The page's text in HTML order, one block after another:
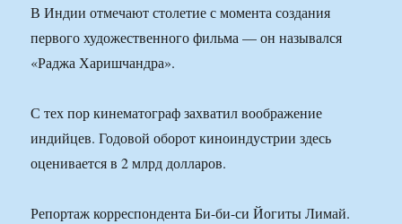
В Индии отмечают столетие с момента создания
первого художественного фильма — он назывался
«Раджа Харишчандра».
С тех пор кинематограф захватил воображение
индийцев. Годовой оборот киноиндустрии здесь
оценивается в 2 млрд долларов.
Репортаж корреспондента Би-би-си Йогиты Лимай.